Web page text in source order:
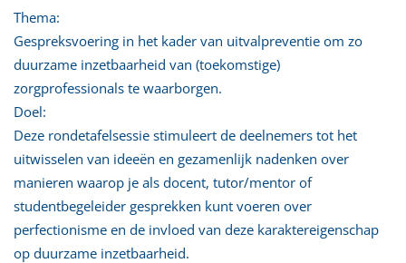
Thema:
Gespreksvoering in het kader van uitvalpreventie om zo
duurzame inzetbaarheid van (toekomstige)
zorgprofessionals te waarborgen.
Doel:
Deze rondetafelsessie stimuleert de deelnemers tot het
uitwisselen van ideeën en gezamenlijk nadenken over
manieren waarop je als docent, tutor/mentor of
studentbegeleider gesprekken kunt voeren over
perfectionisme en de invloed van deze karaktereigenschap
op duurzame inzetbaarheid.